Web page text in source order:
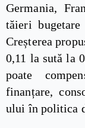
Germania,
tăieri
Creșterea
0,11 la sută la
poate
finanțare,
ului în politica